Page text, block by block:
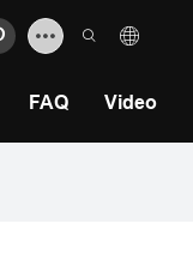
FAQ Video